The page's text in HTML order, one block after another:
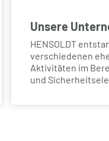
Unsere
HENSOLDT
verschiedenen
Aktivitäten im
und